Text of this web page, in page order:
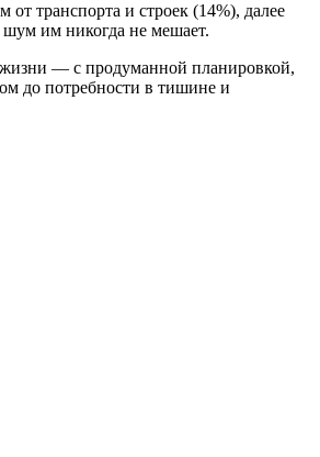
транспорта и строек (14%), далее
им никогда не мешает.
жизни — с продуманной планировкой,
до потребности в тишине и